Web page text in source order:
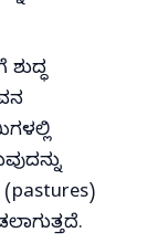
ಶುದ್ಧ
(pastures)